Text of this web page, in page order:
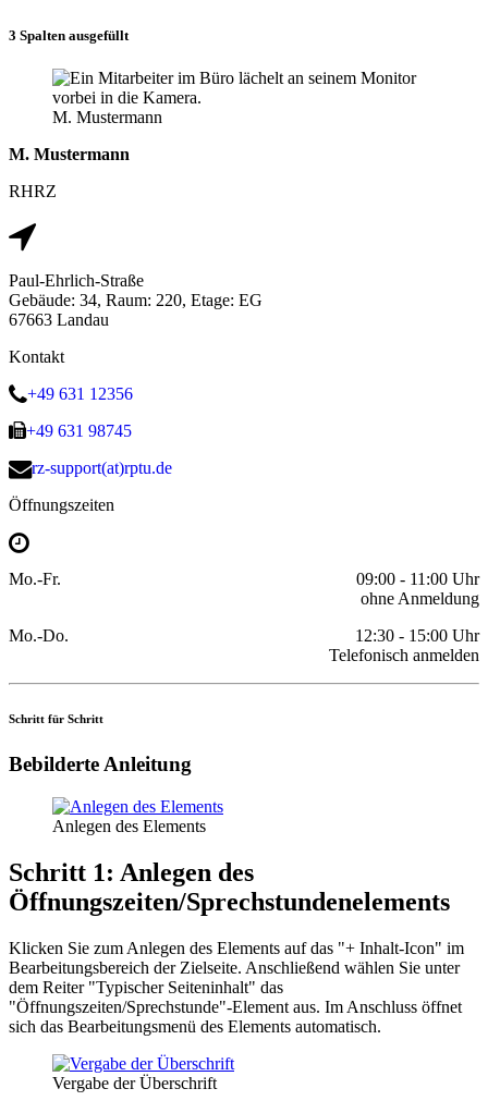
3 Spalten ausgefüllt
M. Mustermann
M. Mustermann
RHRZ
Paul-Ehrlich-Straße
Gebäude: 34, Raum: 220, Etage: EG
67663 Landau
Kontakt
+49 631 12356
+49 631 98745
rz-support(at)rptu.de
Öffnungszeiten
Mo.-Fr.
09:00 - 11:00 Uhr
ohne Anmeldung
Mo.-Do.
12:30 - 15:00 Uhr
Telefonisch anmelden
Schritt für Schritt
Bebilderte Anleitung
Anlegen des Elements
Schritt 1: Anlegen des
Öffnungszeiten/Sprechstundenelements
Klicken Sie zum Anlegen des Elements auf das "+ Inhalt-Icon" im
Bearbeitungsbereich der Zielseite. Anschließend wählen Sie unter
dem Reiter "Typischer Seiteninhalt" das
"Öffnungszeiten/Sprechstunde"-Element aus. Im Anschluss öffnet
sich das Bearbeitungsmenü des Elements automatisch.
Vergabe der Überschrift